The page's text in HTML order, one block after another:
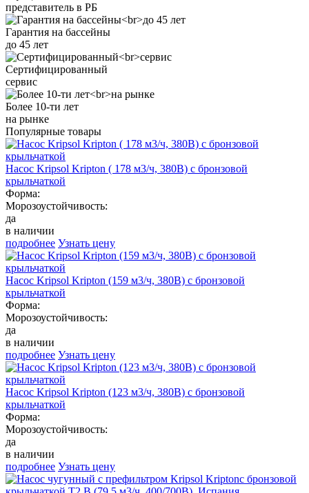
представитель в РБ
Гарантия на бассейны
до 45 лет
Сертифицированный
сервис
Более 10-ти лет
на рынке
Популярные товары
Насос Kripsol Kripton ( 178 м3/ч, 380В) с бронзовой
крыльчаткой
Форма:
Морозоустойчивость:
да
в наличии
подробнее Узнать цену
Насос Kripsol Kripton (159 м3/ч, 380В) с бронзовой
крыльчаткой
Форма:
Морозоустойчивость:
да
в наличии
подробнее Узнать цену
Насос Kripsol Kripton (123 м3/ч, 380В) с бронзовой
крыльчаткой
Форма:
Морозоустойчивость:
да
в наличии
подробнее Узнать цену